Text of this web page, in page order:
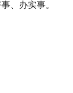
、办实事。